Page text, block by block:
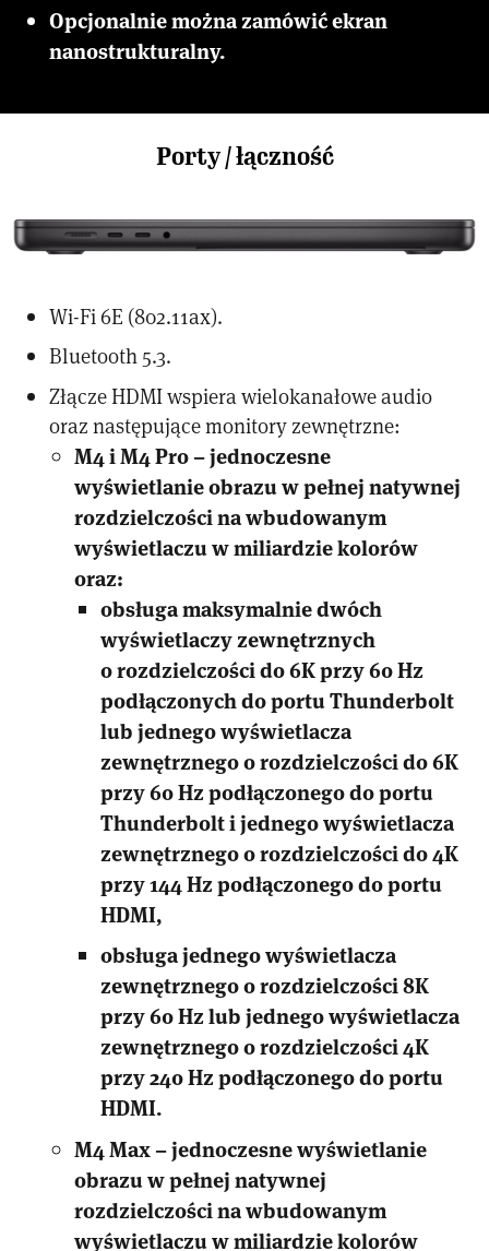
Opcjonalnie można zamówić ekran
nanostrukturalny.
Porty / łączność
Wi-Fi 6E (802.11ax).
Bluetooth 5.3.
Złącze HDMI wspiera wielokanałowe audio
oraz następujące monitory zewnętrzne:
M4 i M4 Pro – jednoczesne
wyświetlanie obrazu w pełnej natywnej
rozdzielczości na wbudowanym
wyświetlaczu w miliardzie kolorów
oraz:
obsługa maksymalnie dwóch
wyświetlaczy zewnętrznych
o rozdzielczości do 6K przy 60 Hz
podłączonych do portu Thunderbolt
lub jednego wyświetlacza
zewnętrznego o rozdzielczości do 6K
przy 60 Hz podłączonego do portu
Thunderbolt i jednego wyświetlacza
zewnętrznego o rozdzielczości do 4K
przy 144 Hz podłączonego do portu
HDMI,
obsługa jednego wyświetlacza
zewnętrznego o rozdzielczości 8K
przy 60 Hz lub jednego wyświetlacza
zewnętrznego o rozdzielczości 4K
przy 240 Hz podłączonego do portu
HDMI.
M4 Max – jednoczesne wyświetlanie
obrazu w pełnej natywnej
rozdzielczości na wbudowanym
wyświetlaczu w miliardzie kolorów